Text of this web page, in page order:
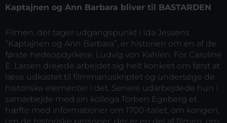
Kaptajnen og Ann Barbara bliver til BASTARDEN
Filmen, der tager udgangspunkt i Ida Jessens
“Kaptajnen og Ann Barbara”, er historien om en af de
første hedeopdyrkere, Ludvig von Kahlen. For Caroline
E. Larsen drejede arbejdet sig helt konkret om først at
læse udkastet til filmmanuskriptet og undersøge de
historiske elementer i det. Senere udarbejdede hun i
samarbejde med sin kollega Torben Egeberg et
hæfte med informationer om 1700-tallet, om kongen,